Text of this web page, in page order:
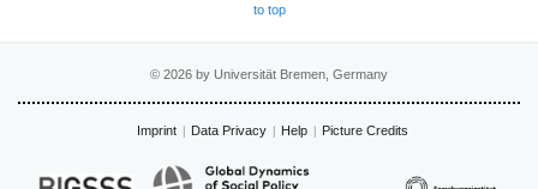
to top
© 2026 by Universität Bremen, Germany
Imprint Data Privacy Help Picture Credits